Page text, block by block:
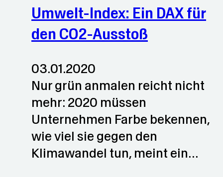
Umwelt-Index: Ein DAX für
den CO2-Ausstoß
03.01.2020
Nur grün anmalen reicht nicht
mehr: 2020 müssen
Unternehmen Farbe bekennen,
wie viel sie gegen den
Klimawandel tun, meint ein…